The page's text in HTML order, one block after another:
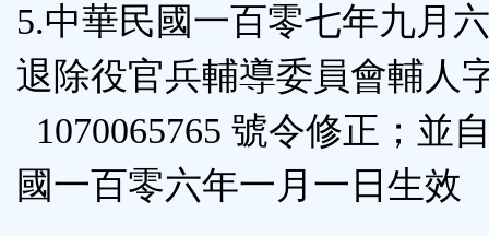
5.中華民國一百零七年九月
退除役官兵輔導委員會輔人
1070065765 號令修正；並
國一百零六年一月一日生效